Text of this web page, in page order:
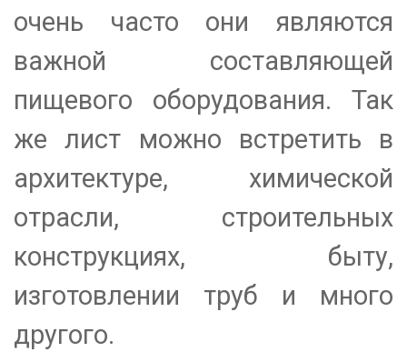
очень часто они являются
важной составляющей
пищевого оборудования. Так
же лист можно встретить в
архитектуре, химической
отрасли, строительных
конструкциях, быту,
изготовлении труб и много
другого.